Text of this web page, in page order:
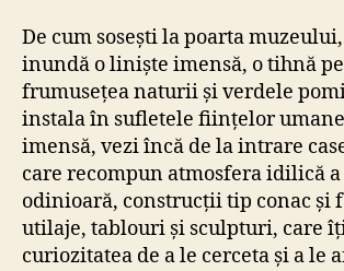
De cum sosești la poarta
inundă o liniște imensă, o tihnă
frumusețea naturii și verdele
instala în sufletele ființelor
imensă, vezi încă de la intrare
care recompun atmosfera idilică
odinioară, construcții tip conac și
utilaje, tablouri și sculpturi, care
curiozitatea de a le cerceta și a le